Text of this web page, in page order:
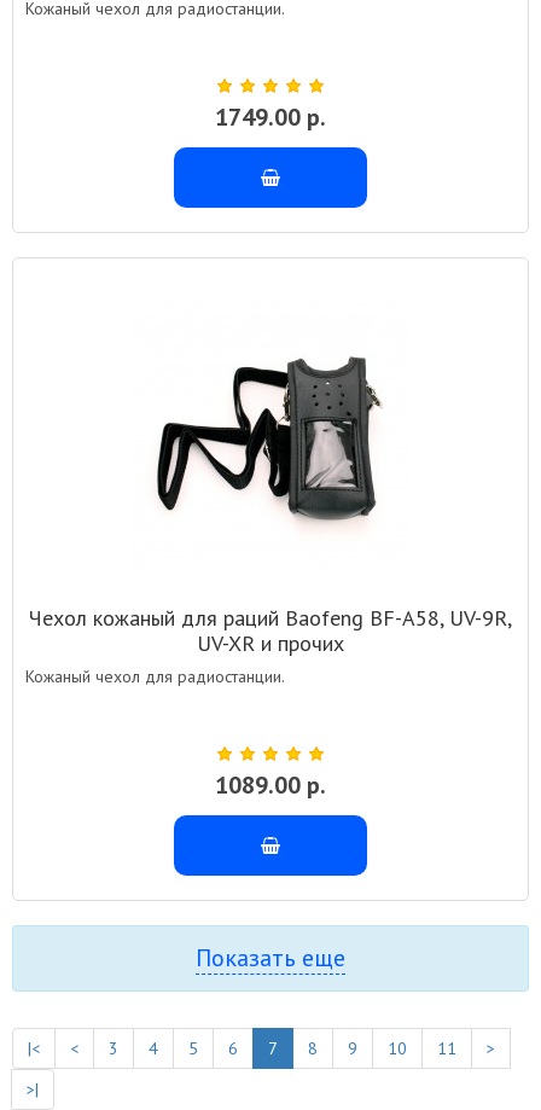
Кожаный чехол для радиостанции.
1749.00 р.
Чехол кожаный для раций Baofeng BF-A58, UV-9R,
UV-XR и прочих
Кожаный чехол для радиостанции.
1089.00 р.
Показать еще
|< < 3 4 5 6 7 8 9 10 11
>
>|